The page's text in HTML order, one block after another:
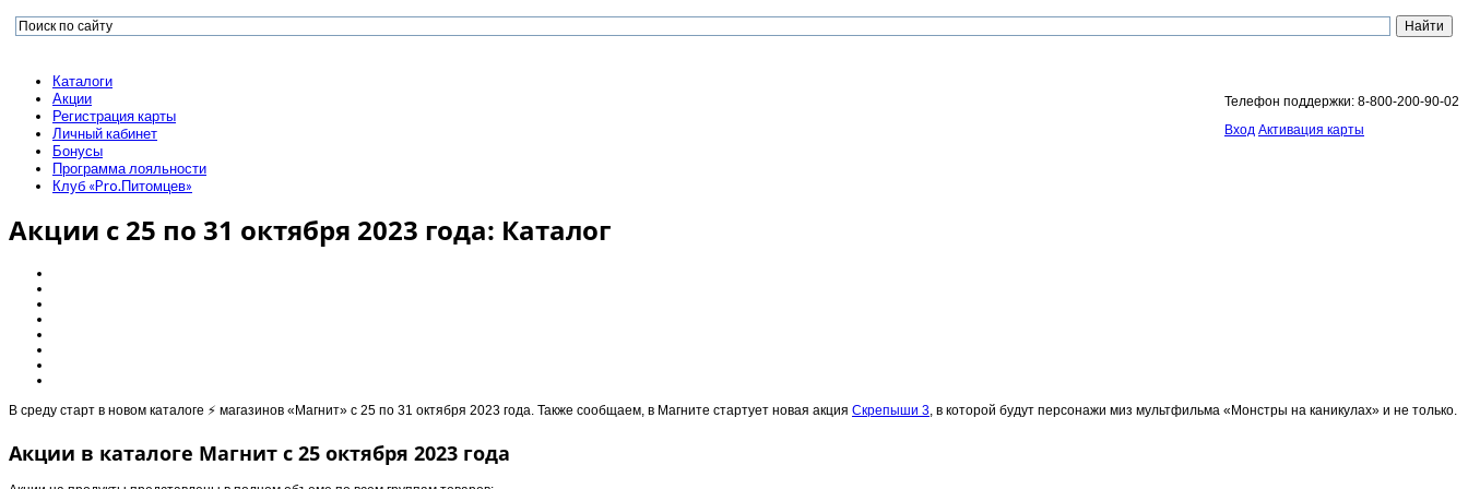
Телефон поддержки: 8-800-200-90-02
Вход Активация карты
Каталоги
Акции
Регистрация карты
Личный кабинет
Бонусы
Программа лояльности
Клуб «Pro.Питомцев»
Акции с 25 по 31 октября 2023 года: Каталог
В среду старт в новом каталоге ⚡️ магазинов «Магнит» с 25 по 31 октября 2023 года. Также сообщаем, в Магните стартует новая акция Скрепыши 3, в которой будут персонажи миз мультфильма «Монстры на каникулах» и не только.
Акции в каталоге Магнит с 25 октября 2023 года